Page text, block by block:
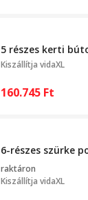
5 részes kerti
Kiszállítja vidaXL
160.745 Ft
6-részes szürke
raktáron
Kiszállítja vidaXL